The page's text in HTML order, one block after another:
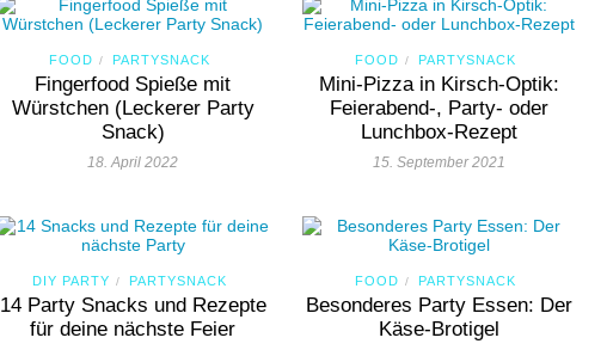
FOOD / PARTYSNACK
Fingerfood Spieße mit
Würstchen (Leckerer Party
Snack)
18. April 2022
FOOD / PARTYSNACK
Mini-Pizza in Kirsch-Optik:
Feierabend-, Party- oder
Lunchbox-Rezept
15. September 2021
DIY PARTY / PARTYSNACK
14 Party Snacks und Rezepte
für deine nächste Feier
FOOD / PARTYSNACK
Besonderes Party Essen: Der
Käse-Brotigel